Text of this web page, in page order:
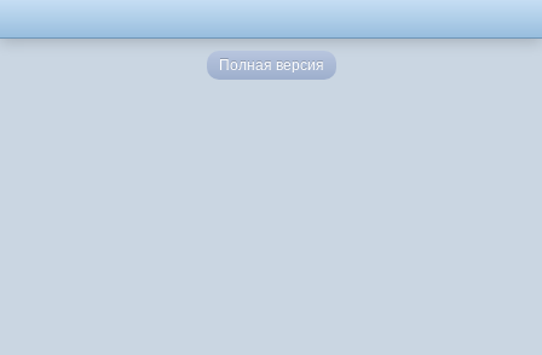
Полная версия